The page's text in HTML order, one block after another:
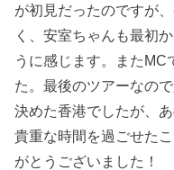
が初見だったのですが
く、安室ちゃんも最初
うに感じます。またMC
た。最後のツアーなの
決めた香港でしたが、
貴重な時間を過ごせた
がとうございました！